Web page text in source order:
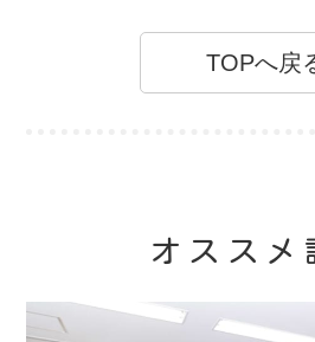
TOPへ戻
オススメ